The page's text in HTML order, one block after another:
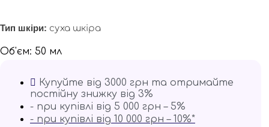
Тип шкіри: суха шкіра
Об'єм: 50 мл
Купуйте від 3000 грн та отримайте
постійну знижку від 3%
- при купівлі від 5 000 грн – 5%
- при купівлі від 10 000 грн – 10%*